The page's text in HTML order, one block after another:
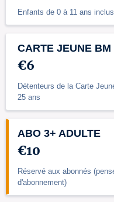
Enfants de 0 à 11 ans inclus
CARTE JEUNE BM
€6
Détenteurs de la Carte
25 ans
ABO 3+ ADULTE
€10
Réservé aux abonnés
d'abonnement)